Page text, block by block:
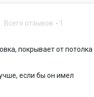
Всего отзывов 1
покрывает от потолка
если бы он имел